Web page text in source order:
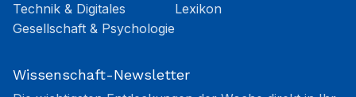
Technik & Digitales
Gesellschaft & Psychologie
Lexikon
Wissenschaft-Newsletter